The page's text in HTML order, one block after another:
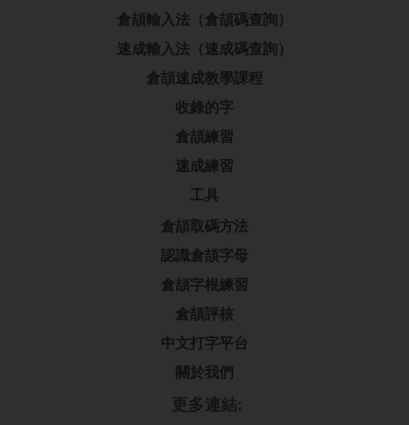
倉頡輸入法（倉頡碼查詢）
速成輸入法（速成碼查詢）
倉頡速成教學課程
收錄的字
倉頡練習
速成練習
工具
倉頡取碼方法
認識倉頡字母
倉頡字根練習
倉頡評核
中文打字平台
關於我們
更多連結: